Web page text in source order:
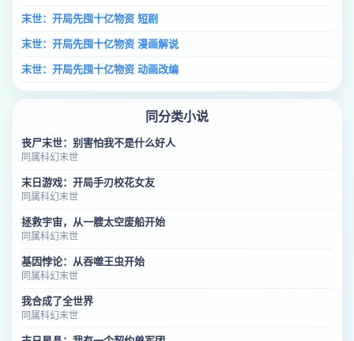
末世：开局先囤十亿物资 短剧
末世：开局先囤十亿物资 漫画解说
末世：开局先囤十亿物资 动画改编
同分类小说
丧尸末世：别害怕我不是什么好人
同属科幻末世
末日游戏：开局手刃校花女友
同属科幻末世
拯救宇宙，从一艘太空废船开始
同属科幻末世
基因悖论：从吞噬王虫开始
同属科幻末世
我合成了全世界
同属科幻末世